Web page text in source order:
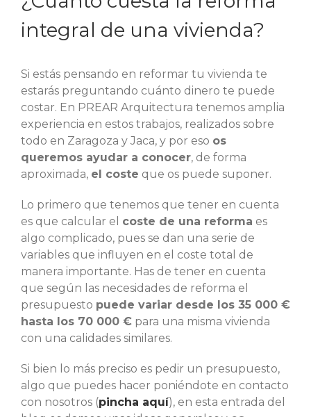
integral de una vivienda?
Si estás pensando en reformar tu vivienda te
estarás preguntando cuánto dinero te puede
costar. En PREAR Arquitectura tenemos amplia
experiencia en estos trabajos, realizados sobre
todo en Zaragoza y Jaca, y por eso os
queremos ayudar a conocer, de forma
aproximada, el coste que os puede suponer.
Lo primero que tenemos que tener en cuenta
es que calcular el coste de una reforma es
algo complicado, pues se dan una serie de
variables que influyen en el coste total de
manera importante. Has de tener en cuenta
que según las necesidades de reforma el
presupuesto puede variar desde los 35 000 €
hasta los 70 000 € para una misma vivienda
con una calidades similares.
Si bien lo más preciso es pedir un presupuesto,
algo que puedes hacer poniéndote en contacto
con nosotros (pincha aquí), en esta entrada del